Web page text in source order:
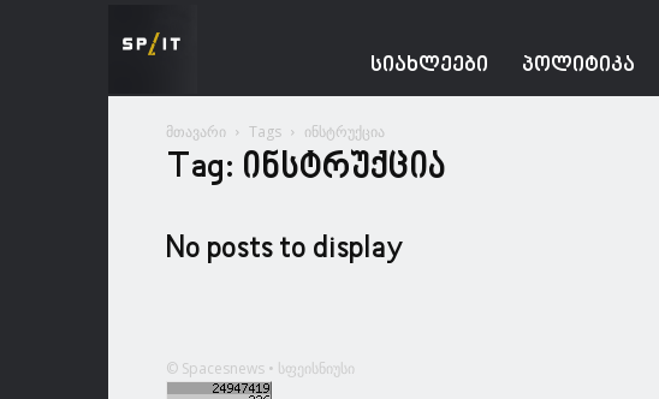
ᲡᲘᲐᲮᲚᲔᲔᲑᲘ ᲞᲝᲚᲘᲢᲘᲙᲐ
მთავარი Tags ინსტრუქცია
Tag: ინსტრუქცია
No posts to display
© Spacesnews • სფეისნიუსი